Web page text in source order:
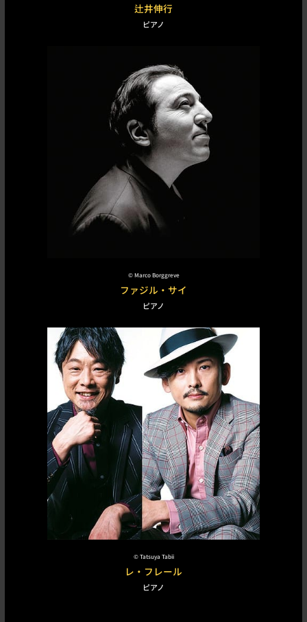
辻井伸行
ピアノ
©︎Marco Borggreve
ファジル・サイ
ピアノ
©︎Tatsuya Tabii
レ・フレール
ピアノ